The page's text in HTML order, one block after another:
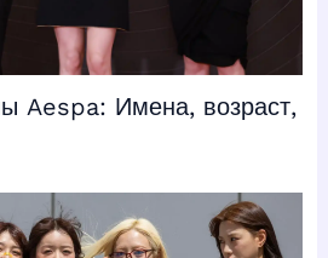
Aespa: Имена, возраст,